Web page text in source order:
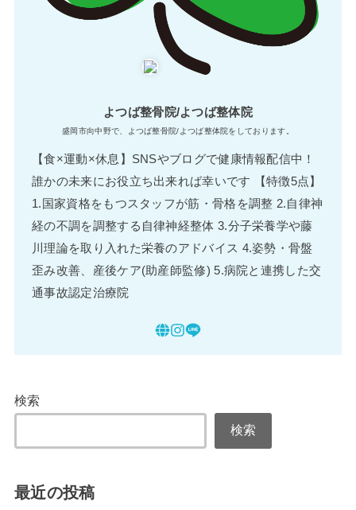
よつば整骨院/よつば整体院
盛岡市向中野で、よつば整骨院/よつば整体院をしております。
【食×運動×休息】SNSやブログで健康情報配信中！
誰かの未来にお役立ち出来れば幸いです 【特徴5点】
1.国家資格をもつスタッフが筋・骨格を調整 2.自律神
経の不調を調整する自律神経整体 3.分子栄養学や藤
川理論を取り入れた栄養のアドバイス 4.姿勢・骨盤
歪み改善、産後ケア(助産師監修) 5.病院と連携した交
通事故認定治療院
検索
検索
最近の投稿